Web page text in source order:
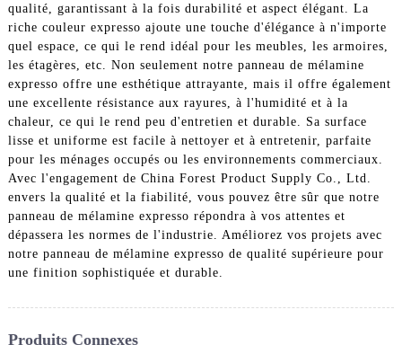
qualité, garantissant à la fois durabilité et aspect élégant. La
riche couleur expresso ajoute une touche d'élégance à n'importe
quel espace, ce qui le rend idéal pour les meubles, les armoires,
les étagères, etc. Non seulement notre panneau de mélamine
expresso offre une esthétique attrayante, mais il offre également
une excellente résistance aux rayures, à l'humidité et à la
chaleur, ce qui le rend peu d'entretien et durable. Sa surface
lisse et uniforme est facile à nettoyer et à entretenir, parfaite
pour les ménages occupés ou les environnements commerciaux.
Avec l'engagement de China Forest Product Supply Co., Ltd.
envers la qualité et la fiabilité, vous pouvez être sûr que notre
panneau de mélamine expresso répondra à vos attentes et
dépassera les normes de l'industrie. Améliorez vos projets avec
notre panneau de mélamine expresso de qualité supérieure pour
une finition sophistiquée et durable.
Produits Connexes